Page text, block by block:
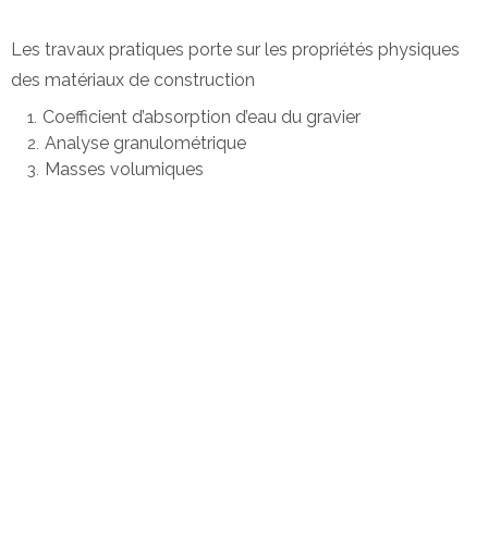
Les travaux pratiques porte sur les propriétés physiques
des matériaux de construction
Coefficient d’absorption d’eau du gravier
Analyse granulométrique
Masses volumiques